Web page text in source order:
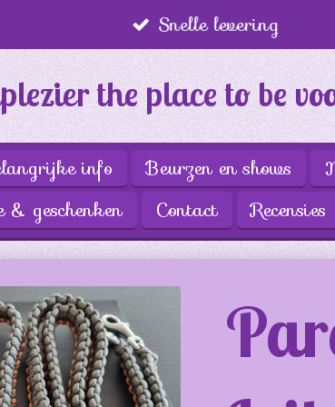
Snelle levering
the place to be
info Beurzen en shows
& geschenken Contact Recensies